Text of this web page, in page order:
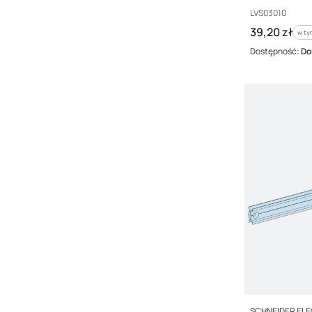
Kod producenta
LVS03010
Cena brutto
39,20 zł w
w
Dostępność:
PRODUCENT